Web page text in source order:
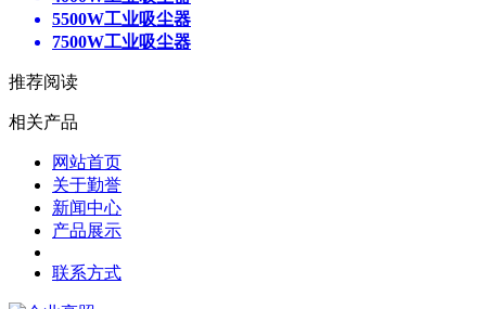
5500W工业吸尘器
7500W工业吸尘器
推荐阅读
相关产品
网站首页
关于勤誉
新闻中心
产品展示
联系方式